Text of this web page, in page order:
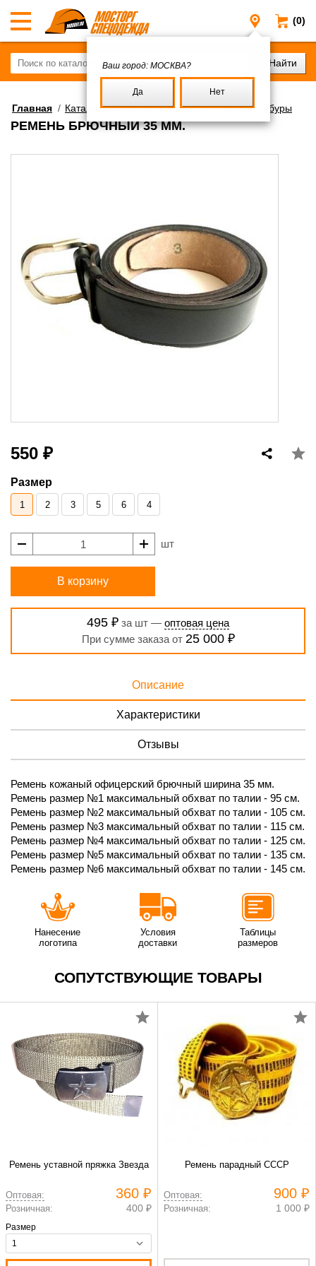
(0)
Москва
Ваш город: МОСКВА?
Да Нет
Главная / Каталог/Военное имущество/Ремни и кобуры
РЕМЕНЬ БРЮЧНЫЙ 35 ММ.
550 ₽
Размер
1 2 3 5 6 4
шт
В корзину
495 ₽ за шт — оптовая цена
При сумме заказа от 25 000 ₽
Описание
Характеристики
Отзывы
Ремень кожаный офицерский брючный ширина 35 мм.
Ремень размер №1 максимальный обхват по талии - 95 см.
Ремень размер №2 максимальный обхват по талии - 105 см.
Ремень размер №3 максимальный обхват по талии - 115 см.
Ремень размер №4 максимальный обхват по талии - 125 см.
Ремень размер №5 максимальный обхват по талии - 135 см.
Ремень размер №6 максимальный обхват по талии - 145 см.
Нанесение
логотипа
Условия
доставки
Таблицы
размеров
СОПУТСТВУЮЩИЕ ТОВАРЫ
Ремень уставной пряжка Звезда
Оптовая: 360 ₽
Розничная: 400 ₽
Размер
Ремень парадный СССР
Оптовая: 900 ₽
Розничная: 1 000 ₽